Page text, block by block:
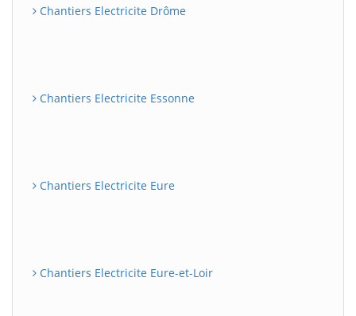
Chantiers Electricite Drôme
Chantiers Electricite Essonne
Chantiers Electricite Eure
Chantiers Electricite Eure-et-Loir